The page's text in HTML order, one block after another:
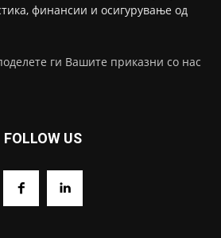
финансии и осигурување од
ги Вашите приказни со нас
FOLLOW US